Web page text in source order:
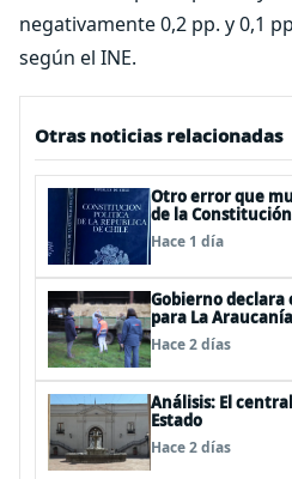
negativamente 0,2 pp. y 0,1
según el INE.
Otras noticias relacionadas
Otro error que
de la
resguardar la
proteger a los
Hace 1 día
Gobierno
para La
de sistemas
Hace 2 días
Análisis: El
Estado
Hace 2 días